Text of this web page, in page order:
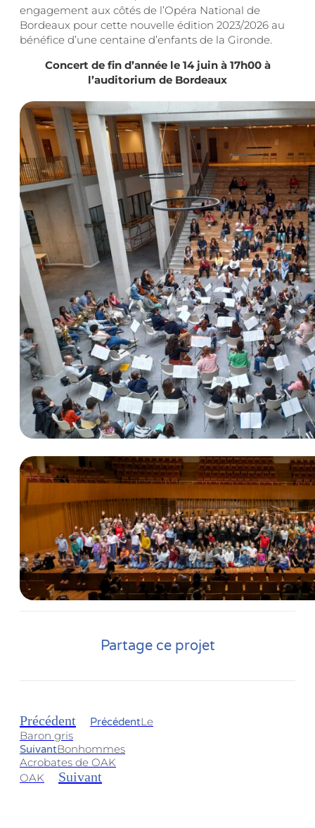
engagement aux côtés de l’Opéra National de
Bordeaux pour cette nouvelle édition 2023/2026 au
bénéfice d’une centaine d’enfants de la Gironde.
Concert de fin d’année le 14 juin à 17h00 à
l’auditorium de Bordeaux
Partage ce projet
Précédent PrécédentLe
Baron gris
SuivantBonhommes
Acrobates de OAK
OAK
Suivant